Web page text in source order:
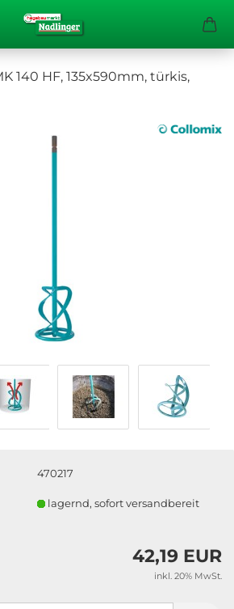
140 HF, 135x590mm, türkis,
470217
lagernd, sofort versandbereit
42,19 EUR
inkl. 20% MwSt.